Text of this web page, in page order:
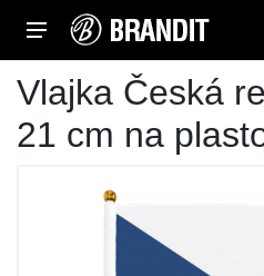
Vlajka Česká
21 cm na